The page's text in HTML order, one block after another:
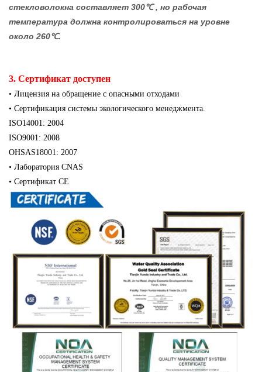
стекловолокна составляет 300℃, но рабочая
температура должна контролироваться на уровне
около 260℃.
3. Сертификат доступен
• Лицензия на обращение с опасными отходами
• Сертификация системы экологического менеджмента.
ISO14001: 2004
ISO9001: 2008
OHSAS18001: 2007
• Лаборатория CNAS
• Сертификат CE